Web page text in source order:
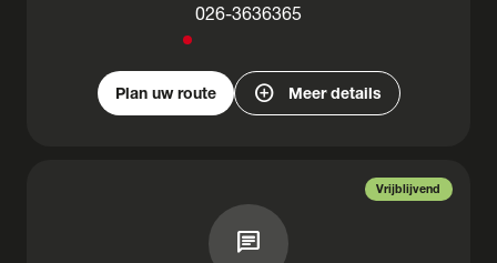
026-3636365
Plan uw route add_circle Meer details
Vrijblijvend
chat